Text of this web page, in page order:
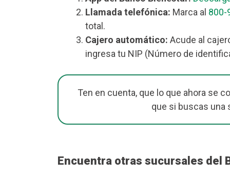
Llamada telefónica: Marca al 800-
total.
Cajero automático: Acude al
ingresa tu NIP (Número de
Ten en cuenta, que lo que ahora se
que si buscas una
Encuentra otras sucursales del